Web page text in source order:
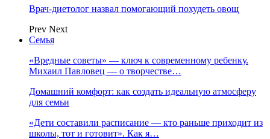
Врач-диетолог назвал помогающий похудеть овощ
Prev Next
Семья
«Вредные советы» — ключ к современному ребенку.
Михаил Павловец — о творчестве…
Домашний комфорт: как создать идеальную атмосферу
для семьи
«Дети составили расписание — кто раньше приходит из
школы, тот и готовит». Как я…